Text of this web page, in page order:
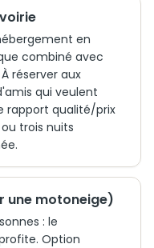
en
combiné avec
réserver aux
qui veulent
rapport qualité/prix
trois nuits
une motoneige)
: le
Option